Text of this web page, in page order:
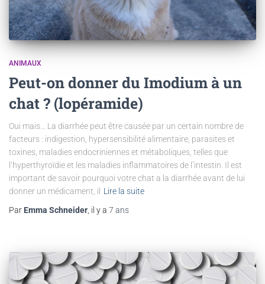
ANIMAUX
Peut-on donner du Imodium à un
chat ? (lopéramide)
Oui mais… La diarrhée peut être causée par un certain nombre de
facteurs : indigestion, hypersensibilité alimentaire, parasites et
toxines, maladies endocriniennes et métaboliques, telles que
l’hyperthyroïdie et les maladies inflammatoires de l’intestin. Il est
important de savoir pourquoi votre chat a la diarrhée avant de lui
donner un médicament, il
Lire la suite
Par Emma Schneider, il y a 7 ans